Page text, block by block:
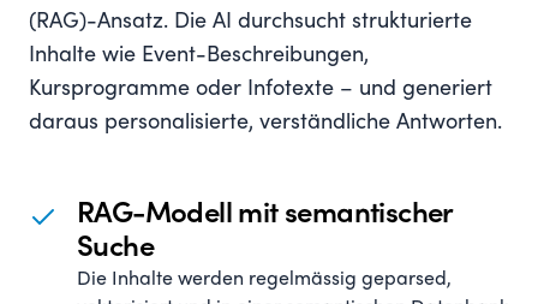
(RAG)-Ansatz. Die AI durchsucht strukturierte
Inhalte wie Event-Beschreibungen,
Kursprogramme oder Infotexte – und generiert
daraus personalisierte, verständliche Antworten.
RAG-Modell mit semantischer
Suche
Die Inhalte werden regelmässig geparsed,